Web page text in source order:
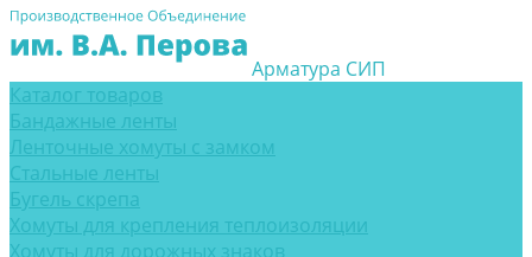
Арматура СИП
Каталог товаров
Бандажные ленты
Ленточные хомуты с замком
Стальные ленты
Бугель скрепа
Хомуты для крепления теплоизоляции
Хомуты для дорожных знаков